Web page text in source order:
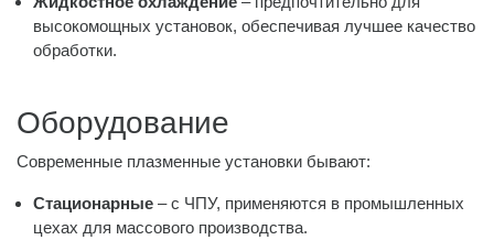
высокомощных установок, обеспечивая лучшее качество
обработки.
Оборудование
Современные плазменные установки бывают:
Стационарные – с ЧПУ, применяются в промышленных
цехах для массового производства.